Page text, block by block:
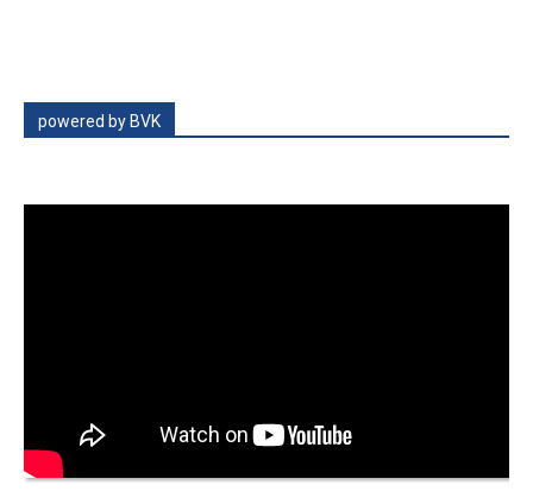
powered by BVK